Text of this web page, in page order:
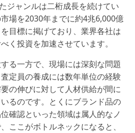
ジャンルは二桁成長を続けてい
場を2030年までに約4兆6,000億
目標に掲げており、業界各社は
く投資を加速させています。
る一方で、現場には深刻な問題
定員の養成には数年単位の経験
の伸びに対して人材供給が間に
るのです。とくにブランド品の
確認といった領域は属人的なノ
ここがボトルネックになると、